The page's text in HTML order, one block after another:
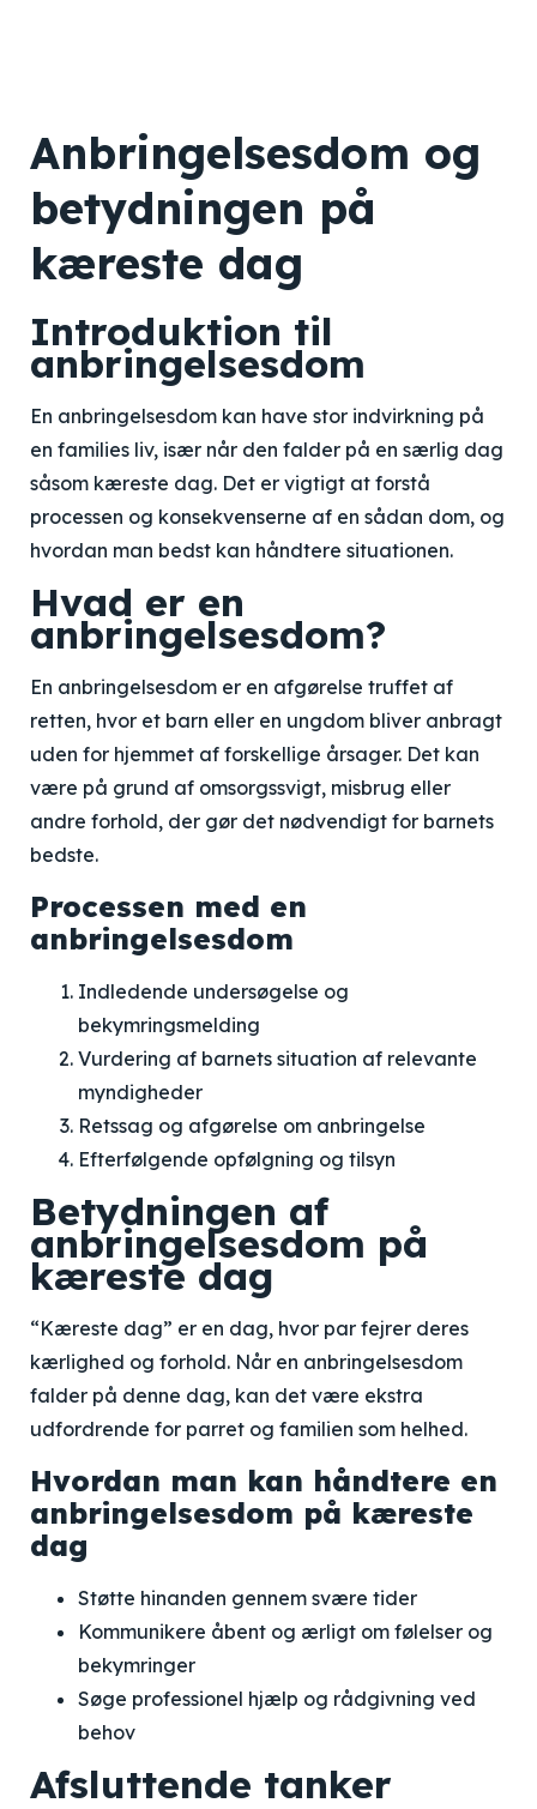
Anbringelsesdom og
betydningen på
kæreste dag
Introduktion til
anbringelsesdom
En anbringelsesdom kan have stor indvirkning på
en families liv, især når den falder på en særlig dag
såsom kæreste dag. Det er vigtigt at forstå
processen og konsekvenserne af en sådan dom, og
hvordan man bedst kan håndtere situationen.
Hvad er en
anbringelsesdom?
En anbringelsesdom er en afgørelse truffet af
retten, hvor et barn eller en ungdom bliver anbragt
uden for hjemmet af forskellige årsager. Det kan
være på grund af omsorgssvigt, misbrug eller
andre forhold, der gør det nødvendigt for barnets
bedste.
Processen med en
anbringelsesdom
Indledende undersøgelse og
bekymringsmelding
Vurdering af barnets situation af relevante
myndigheder
Retssag og afgørelse om anbringelse
Efterfølgende opfølgning og tilsyn
Betydningen af
anbringelsesdom på
kæreste dag
“Kæreste dag” er en dag, hvor par fejrer deres
kærlighed og forhold. Når en anbringelsesdom
falder på denne dag, kan det være ekstra
udfordrende for parret og familien som helhed.
Hvordan man kan håndtere en
anbringelsesdom på kæreste
dag
Støtte hinanden gennem svære tider
Kommunikere åbent og ærligt om følelser og
bekymringer
Søge professionel hjælp og rådgivning ved
behov
Afsluttende tanker